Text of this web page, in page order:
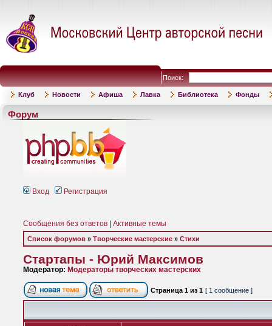
Поиск:
Клуб Новости Афиша Лавка Библиотека Фонды
Форум
Вход Регистрация
Сообщения без ответов Активные темы
Список форумов » Творческие мастерские » Стихи
Стартапы - Юрий Максимов
Модератор: Модераторы творческих мастерских
Страница 1 из 1 [ 1 сообщение ]